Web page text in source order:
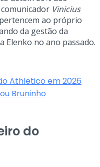
Vinicius
ao próprio
da gestão da
Elenko no ano passado.
Athletico em 2026
Bruninho
do